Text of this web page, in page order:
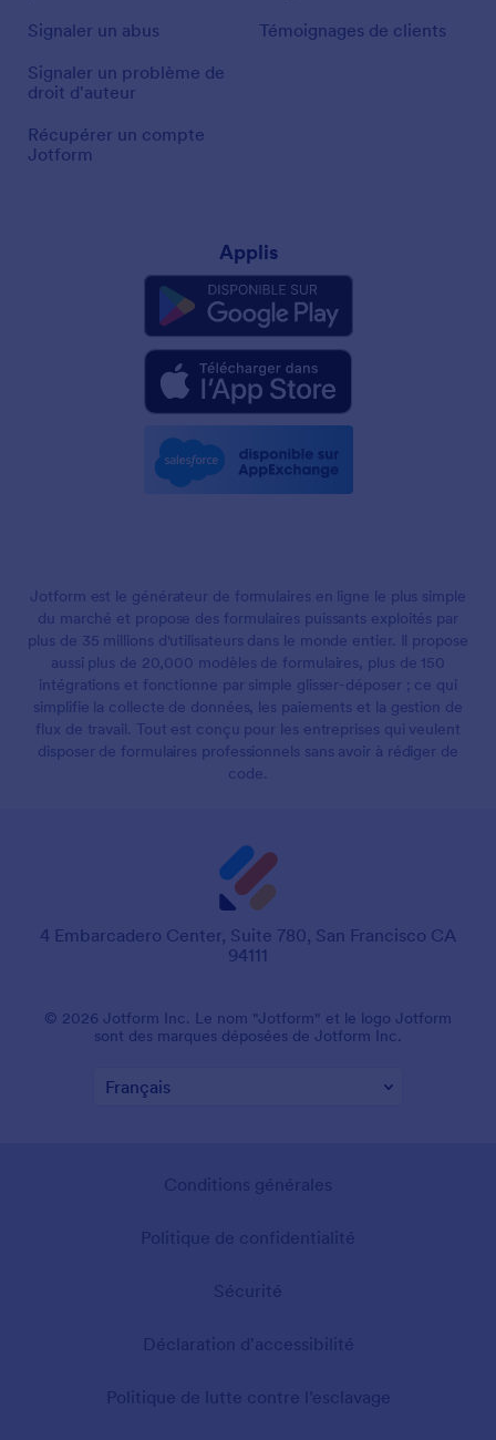
Signaler un abus
Signaler un problème de
droit d'auteur
Récupérer un compte
Jotform
Témoignages de clients
Applis
Jotform est le générateur de formulaires en ligne le plus simple
du marché et propose des formulaires puissants exploités par
plus de 35 millions d'utilisateurs dans le monde entier. Il propose
aussi plus de 20,000 modèles de formulaires, plus de 150
intégrations et fonctionne par simple glisser-déposer ; ce qui
simplifie la collecte de données, les paiements et la gestion de
flux de travail. Tout est conçu pour les entreprises qui veulent
disposer de formulaires professionnels sans avoir à rédiger de
code.
4 Embarcadero Center, Suite 780, San Francisco CA
94111
© 2026 Jotform Inc. Le nom "Jotform" et le logo Jotform
sont des marques déposées de Jotform Inc.
Conditions générales
Politique de confidentialité
Sécurité
Déclaration d'accessibilité
Politique de lutte contre l’esclavage